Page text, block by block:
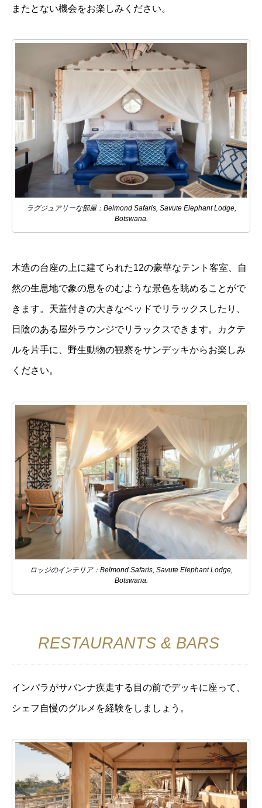
またとない機会をお楽しみください。
ラグジュアリーな部屋：Belmond Safaris, Savute Elephant Lodge,
Botswana.
木造の台座の上に建てられた12の豪華なテント客室、自
然の生息地で象の息をのむような景色を眺めることがで
きます。天蓋付きの大きなベッドでリラックスしたり、
日陰のある屋外ラウンジでリラックスできます。カクテ
ルを片手に、野生動物の観察をサンデッキからお楽しみ
ください。
ロッジのインテリア：Belmond Safaris, Savute Elephant Lodge,
Botswana.
RESTAURANTS & BARS
インパラがサバンナ疾走する目の前でデッキに座って、
シェフ自慢のグルメを経験をしましょう。